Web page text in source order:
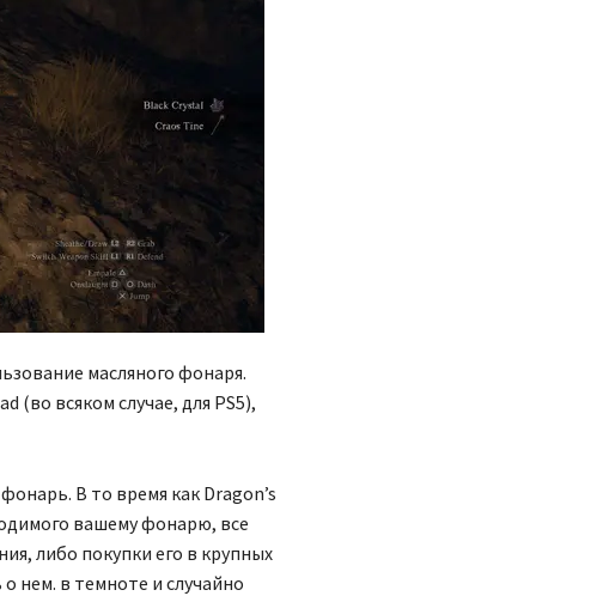
масляного фонаря.
(во всяком случае, для PS5),
В то время как Dragon’s
вашему фонарю, все
либо покупки его в крупных
нем. в темноте и случайно